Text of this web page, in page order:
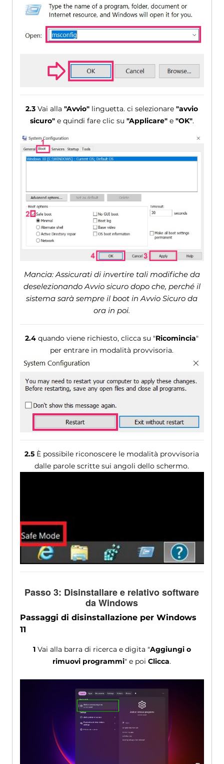
2.3 Vai alla"Avvio" linguetta. ci selezionare"avvio
sicuro"e quindi fare clic su "Applicare"e "OK".
Mancia: Assicurati di invertire tali modifiche da
deselezionando Avvio sicuro dopo che, perché il
sistema sarà sempre il boot in Avvio Sicuro da
ora in poi.
2.4 quando viene richiesto, clicca su "Ricomincia"
per entrare in modalità provvisoria.
2.5 È possibile riconoscere le modalità provvisoria
dalle parole scritte sui angoli dello schermo.
Passo 3: Disinstallare e relativo software
da Windows
Passaggi di disinstallazione per Windows
11
1Vai alla barra di ricerca e digita "Aggiungi o
rimuovi programmi" e poiClicca.